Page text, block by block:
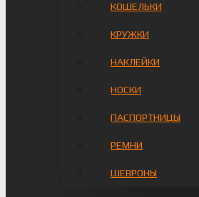
КОШЕЛЬКИ
КРУЖКИ
НАКЛЕЙКИ
НОСКИ
ПАСПОРТНИЦЫ
РЕМНИ
ШЕВРОНЫ